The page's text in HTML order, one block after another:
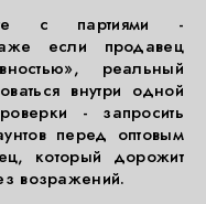
с партиями -
если продавец
реальный
внутри одной
- запросить
перед оптовым
который дорожит
возражений.